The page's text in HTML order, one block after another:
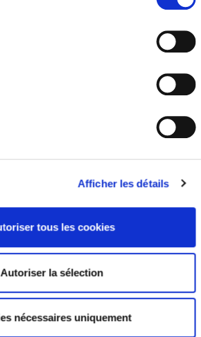
Afficher les détails
tous les cookies
Autoriser la sélection
nécessaires uniquement
de Jouy-en-Josas
Jouy-en-Josas cedex
01 39 20 11 11
Contact
---
et plan d'accès